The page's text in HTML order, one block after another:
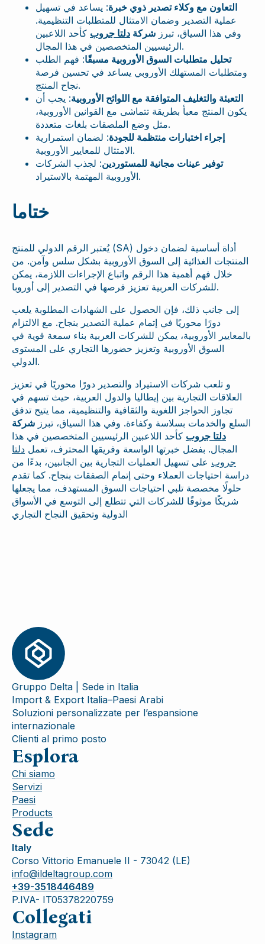
التعاون مع وكلاء تصدير ذوي خبرة: يساعد في تسهيل
عملية التصدير وضمان الامتثال للمتطلبات التنظيمية.
وفي هذا السياق، تبرز شركة دلتا جروب كأحد اللاعبين
الرئيسيين المتخصصين في هذا المجال.
تحليل متطلبات السوق الأوروبية مسبقًا: فهم الطلب
ومتطلبات المستهلك الأوروبي يساعد في تحسين فرصة
نجاح المنتج.
التعبئة والتغليف المتوافقة مع اللوائح الأوروبية: يجب أن
يكون المنتج معبأ بطريقة تتماشى مع القوانين الأوروبية،
مثل وضع الملصقات بلغات متعددة.
إجراء اختبارات منتظمة للجودة: لضمان استمرارية
الامتثال للمعايير الأوروبية.
توفير عينات مجانية للمستوردين: لجذب الشركات
الأوروبية المهتمة بالاستيراد.
ختاما
يُعتبر الرقم الدولي للمنتج (SA) أداة أساسية لضمان دخول
المنتجات الغذائية إلى السوق الأوروبية بشكل سلس وآمن. من
خلال فهم أهمية هذا الرقم واتباع الإجراءات اللازمة، يمكن
للشركات العربية تعزيز فرصها في التصدير إلى أوروبا.
إلى جانب ذلك، فإن الحصول على الشهادات المطلوبة يلعب
دورًا محوريًا في إتمام عملية التصدير بنجاح. مع الالتزام
بالمعايير الأوروبية، يمكن للشركات العربية بناء سمعة قوية في
السوق الأوروبية وتعزيز حضورها التجاري على المستوى
الدولي.
و تلعب شركات الاستيراد والتصدير دورًا محوريًا في تعزيز
العلاقات التجارية بين إيطاليا والدول العربية، حيث تسهم في
تجاوز الحواجز اللغوية والثقافية والتنظيمية، مما يتيح تدفق
السلع والخدمات بسلاسة وكفاءة. وفي هذا السياق، تبرز شركة
دلتا جروب كأحد اللاعبين الرئيسيين المتخصصين في هذا
المجال. بفضل خبرتها الواسعة وفريقها المحترف، تعمل دلتا
جروب على تسهيل العمليات التجارية بين الجانبين، بدءًا من
دراسة احتياجات العملاء وحتى إتمام الصفقات بنجاح. كما تقدم
حلولًا مخصصة تلبي احتياجات السوق المستهدف، مما يجعلها
شريكًا موثوقًا للشركات التي تتطلع إلى التوسع في الأسواق
الدولية وتحقيق النجاح التجاري
Gruppo Delta | Sede in Italia
Import & Export Italia–Paesi Arabi
Soluzioni personalizzate per l’espansione
internazionale
Clienti al primo posto
Esplora
Chi siamo
Servizi
Paesi
Products
Sede
Italy
Corso Vittorio Emanuele II - 73042 (LE)
info@ildeltagroup.com
+39-3518446489
P.IVA- IT05378220759
Collegati
Instagram